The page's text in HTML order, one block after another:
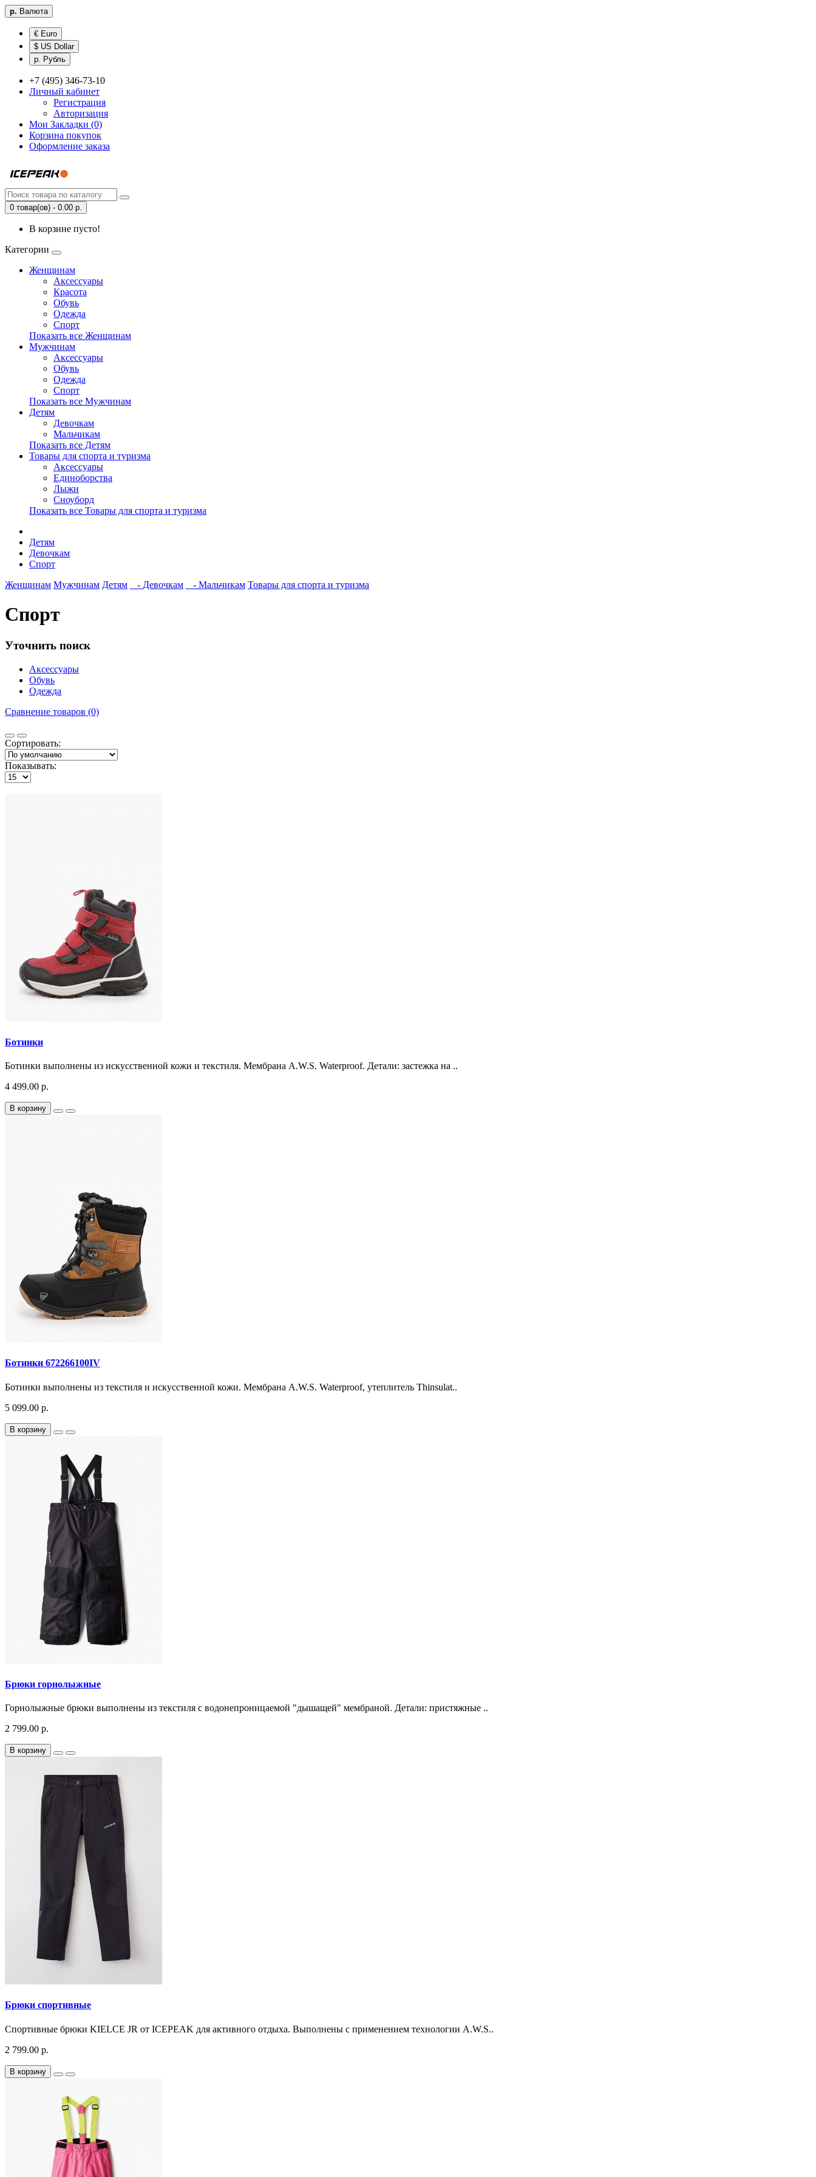
р. Валюта
€ Euro
$ US Dollar
р. Рубль
+7 (495) 346-73-10
Личный кабинет
Регистрация
Авторизация
Мои Закладки (0)
Корзина покупок
Оформление заказа
0 товар(ов) - 0.00 р.
В корзине пусто!
Категории
Женщинам
Аксессуары
Красота
Обувь
Одежда
Спорт
Показать все Женщинам
Мужчинам
Аксессуары
Обувь
Одежда
Спорт
Показать все Мужчинам
Детям
Девочкам
Мальчикам
Показать все Детям
Товары для спорта и туризма
Аксессуары
Единоборства
Лыжи
Сноуборд
Показать все Товары для спорта и туризма
Детям
Девочкам
Спорт
Женщинам Мужчинам Детям - Девочкам - Мальчикам Товары для спорта и туризма
Спорт
Уточнить поиск
Аксессуары
Обувь
Одежда
Сравнение товаров (0)
Сортировать:
Показывать:
Ботинки
Ботинки выполнены из искусственной кожи и текстиля. Мембрана A.W.S. Waterproof. Детали: застежка на ..
4 499.00 р.
В корзину
Ботинки 672266100IV
Ботинки выполнены из текстиля и искусственной кожи. Мембрана A.W.S. Waterproof, утеплитель Thinsulat..
5 099.00 р.
В корзину
Брюки горнолыжные
Горнолыжные брюки выполнены из текстиля с водонепроницаемой "дышащей" мембраной. Детали: пристяжные ..
2 799.00 р.
В корзину
Брюки спортивные
Спортивные брюки KIELCE JR от ICEPEAK для активного отдыха. Выполнены с применением технологии A.W.S..
2 799.00 р.
В корзину